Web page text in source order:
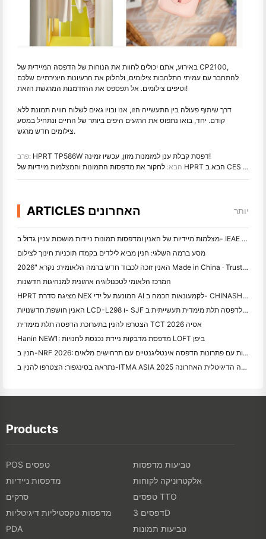
באירוע, אתם יכולים לחוות את הנוחות של הדפסה המיידית של CP2100,
להתחבר עם עמיתי התלהבות צילומים, ולחלוק את הרעיונות היצירתיים שלכם
וטיפים צילומים. אל תפספס את ההזדמנות המרגשת הזאת!
דרך שיתוף פעולה בין התעשייה הזו, אנו ובויו גאים לשלוח חוויה תמונת ללא
קודם. יחד, בואו נתפוס את הרגעים היפים ביותר של החיים ונתחיל במסע
צילומים חדש מרגש.
פרב:
HPRT TP586W דפסת קבלת ענן למזמנות מזון, עכשיו זמינה!
הבא:
לחקור את מדפסות התמונות והמצלמות מיידיות של HPRT הבא ב CES 2025
ARTICLES האחרונים יותר
מצלמות מיידיות של האנין ומדפסות תמונות ניידות מושכות עניין גדול ב- IEAE שנז'ן 2026
מסע ברמה השלגי: חנין מביא לילדים בקמדו תוכניות חינוך לצילום
האנין זוכה לכבוד חדש ברמה הלאומית: נקרא "2026 Made in China · Trusted Brand by Consumers"
המרכז הלאומי לטכנולוגיה ארגונית למנהיגות חדשנות
HPRT מציגה סדרת NEX המונעת על ידי AI לקמעונאות חכמה ב- CHINASHOP 2026
האנין חושפת חדשנויות LCD-L298 ו- SJF לדפסה תלת מימדית תעשייתית ב- TCT אסיה 2026
הצטרפו להנין בתערוכת הדפסה תלת מימדית TCT אסיה 2026
Hanin NEW1: מדפסת מדבקות ניידת נכנסת לחנויות LOFT ביפן
הנין ב-NRF 2026: העצמה של הקמעונאות עם פתרונות הדפסה אינטליגנטיים עם תרחישים מלאים
נתראה בסינגפור: הצטרפו להנין ב-ITMA ASIA 2025 כדי להיות עדים לטכנולוגיית הדפסה הדיגיטלית האחרונה
Products
POS טפסים
טביעות מדפסות
מדפסות ניידיות
אלקטרוניקה לקוחות
סרקים
טפסים TTO
מדפסות טקסטיליות דיגיטליות
דפסים 3D
PDA
טביעות תמונות